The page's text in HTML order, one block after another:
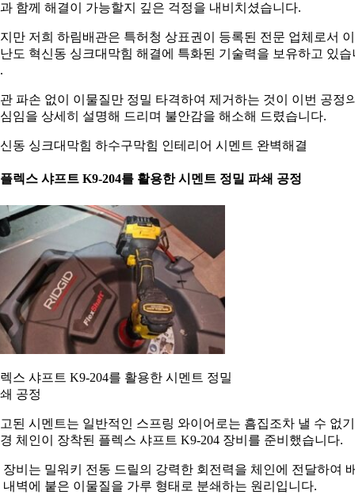
함께 해결이 가능할지 깊은 걱정을 내비치셨습니다.
만 저희 하림배관은 특허청 상표권이 등록된 전문 업체로서
도 혁신동 싱크대막힘 해결에 특화된 기술력을 보유하고 있습
파손 없이 이물질만 정밀 타격하여 제거하는 것이 이번 공정
임을 상세히 설명해 드리며 불안감을 해소해 드렸습니다.
동 싱크대막힘 하수구막힘 인테리어 시멘트 완벽해결
렉스 샤프트 K9-204를 활용한 시멘트 정밀 파쇄 공정
스 샤프트 K9-204를 활용한 시멘트 정밀
공정
된 시멘트는 일반적인 스프링 와이어로는 흠집조차 낼 수 없
체인이 장착된 플렉스 샤프트 K9-204 장비를 준비했습니다.
장비는 밀워키 전동 드릴의 강력한 회전력을 체인에 전달하여
내벽에 붙은 이물질을 가루 형태로 분쇄하는 원리입니다.